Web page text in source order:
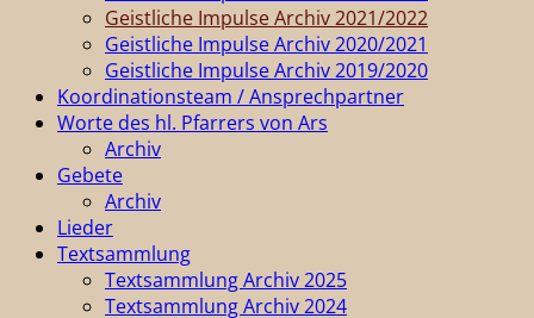
Geistliche Impulse Archiv 2021/2022
Geistliche Impulse Archiv 2020/2021
Geistliche Impulse Archiv 2019/2020
Koordinationsteam / Ansprechpartner
Worte des hl. Pfarrers von Ars
Archiv
Gebete
Archiv
Lieder
Textsammlung
Textsammlung Archiv 2025
Textsammlung Archiv 2024